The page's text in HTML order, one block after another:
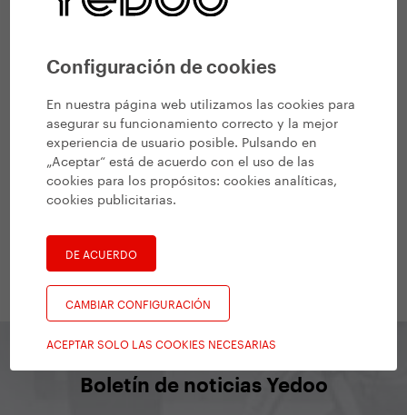
Configuración de cookies
En nuestra página web utilizamos las cookies para
asegurar su funcionamiento correcto y la mejor
experiencia de usuario posible. Pulsando en
„Aceptar“ está de acuerdo con el uso de las
cookies para los propósitos:cookies analíticas,
cookies publicitarias.
DE ACUERDO
CAMBIAR CONFIGURACIÓN
ACEPTAR SOLO LAS COOKIES NECESARIAS
Libor Pospíšil
#Warehouse & Logistics
Boletín de noticias Yedoo